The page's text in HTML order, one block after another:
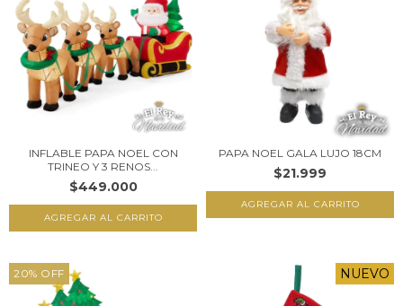
INFLABLE PAPA NOEL CON
TRINEO Y 3 RENOS...
$449.000
PAPA NOEL GALA LUJO 18CM
$21.999
20% OFF NUEVO